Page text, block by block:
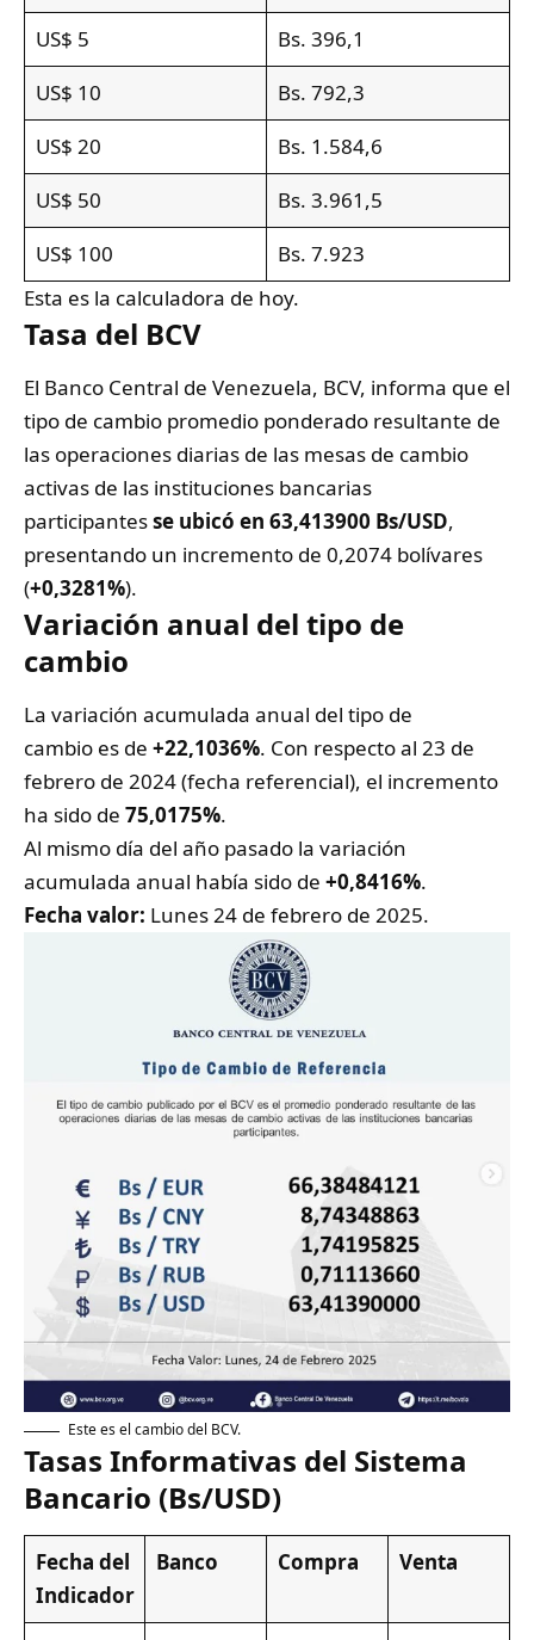
US$ 5
Bs. 396,1
US$ 10
Bs. 792,3
US$ 20
Bs. 1.584,6
US$ 50
Bs. 3.961,5
US$ 100
Bs. 7.923
Esta es la calculadora de hoy.
Tasa del BCV
El Banco Central de Venezuela, BCV, informa que el
tipo de cambio promedio ponderado resultante de
las operaciones diarias de las mesas de cambio
activas de las instituciones bancarias
participantesse ubicó en 63,413900 Bs/USD,
presentando un incremento de 0,2074 bolívares
(+0,3281%).
Variación anual del tipo de
cambio
La variación acumulada anual del tipo de
cambio es de +22,1036%. Con respecto al 23 de
febrero de 2024 (fecha referencial), el incremento
ha sido de 75,0175%.
Al mismo día del año pasado la variación
acumulada anual había sido de +0,8416%.
Fecha valor: Lunes 24 de febrero de 2025.
Este es el cambio del BCV.
Tasas Informativas del Sistema
Bancario (Bs/USD)
Fecha del
Indicador
Banco Compra Venta